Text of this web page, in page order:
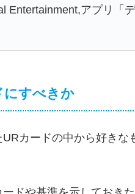
Entertainment,アプリ「
にすべきか
URカードの中から好き